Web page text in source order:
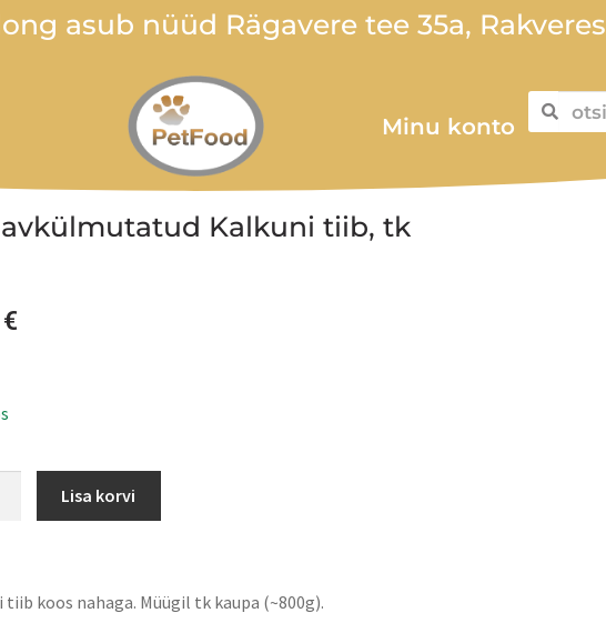
asub nüüd Rägavere tee 35a, Rakveres
Minu konto
Kalkuni tiib, tk
€
Lisa korvi
tiib koos nahaga. Müügil tk kaupa (~800g).